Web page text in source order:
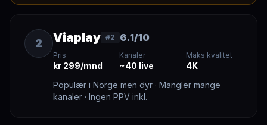
2 Viaplay #2 6.1/10
Pris
kr 299/mnd
Kanaler
~40 live
Maks kvalitet
4K
Populær i Norge men dyr · Mangler mange
kanaler · Ingen PPV inkl.